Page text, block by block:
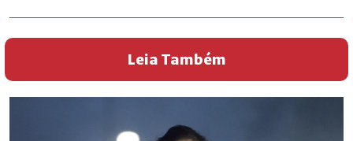
Leia Também